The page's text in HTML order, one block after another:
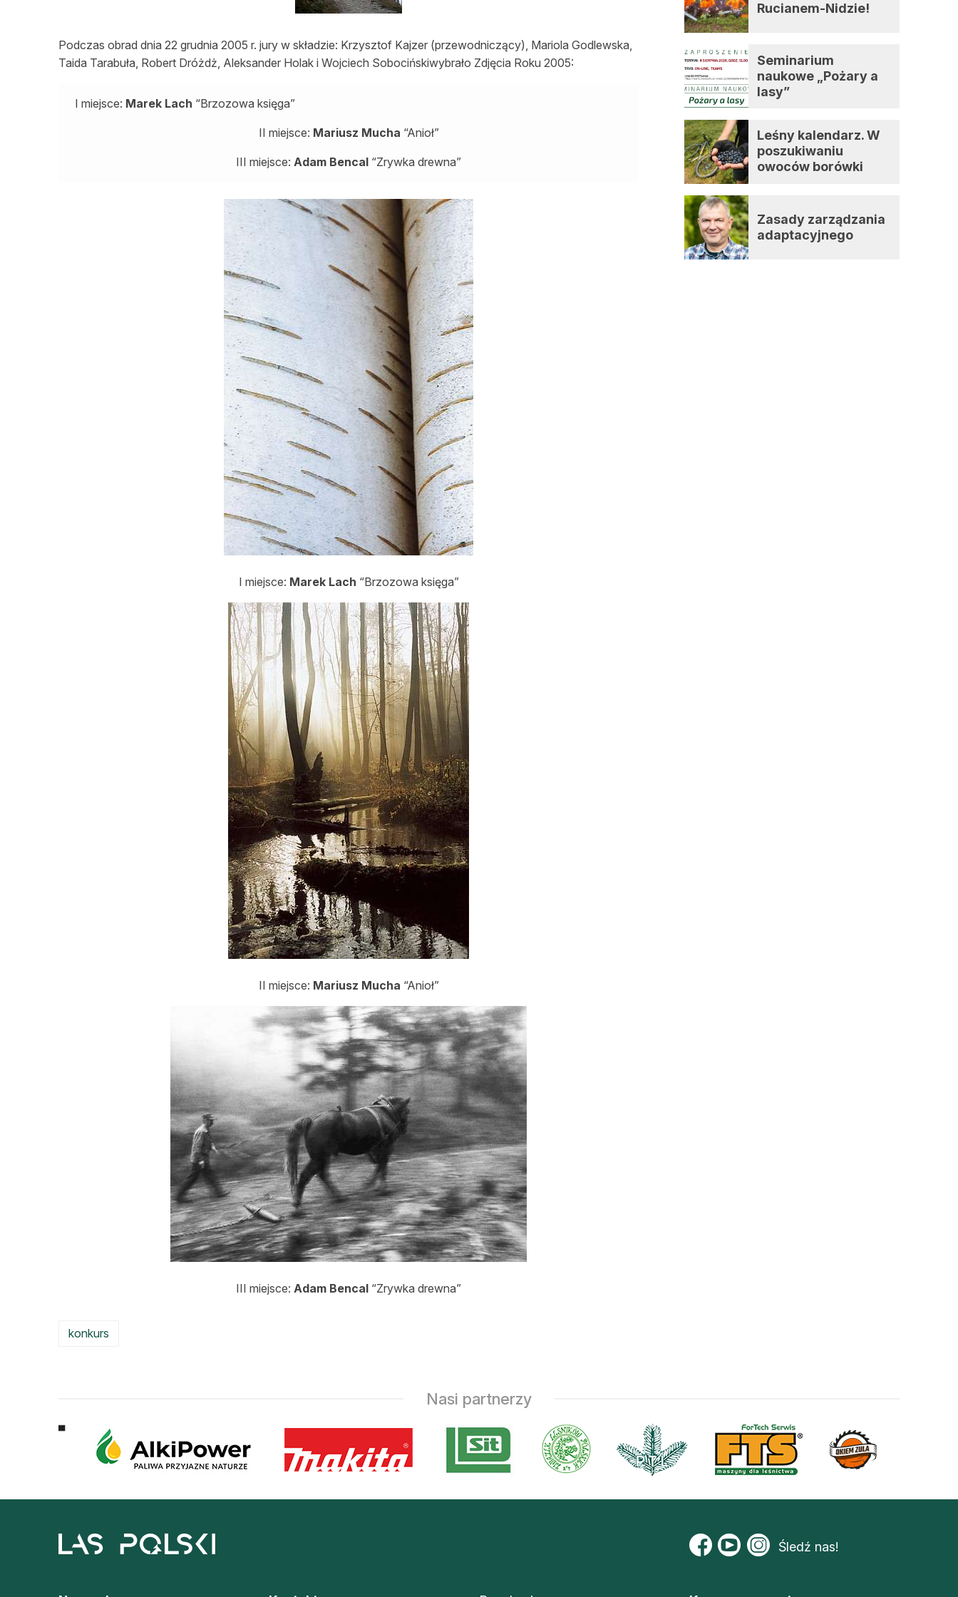
Lasy prywatne
Podczas obrad dnia 22 grudnia 2005 r. jury w składzie: Krzysztof Kajzer (przewodniczący), Mariola Godlewska,
Taida Tarabuła, Robert Dróżdż, Aleksander Holak i Wojciech Sobocińskiwybrało Zdjęcia Roku 2005:
I miejsce: Marek Lach “Brzozowa księga”
II miejsce: Mariusz Mucha “Anioł”
III miejsce: Adam Bencal “Zrywka drewna”
I miejsce: Marek Lach “Brzozowa księga”
II miejsce: Mariusz Mucha “Anioł”
III miejsce: Adam Bencal “Zrywka drewna”
konkurs
Rucianem-Nidzie!
Seminarium
naukowe „Pożary a
lasy”
Leśny kalendarz. W
poszukiwaniu
owoców borówki
Zasady zarządzania
adaptacyjnego
Nasi partnerzy
Śledź nas!